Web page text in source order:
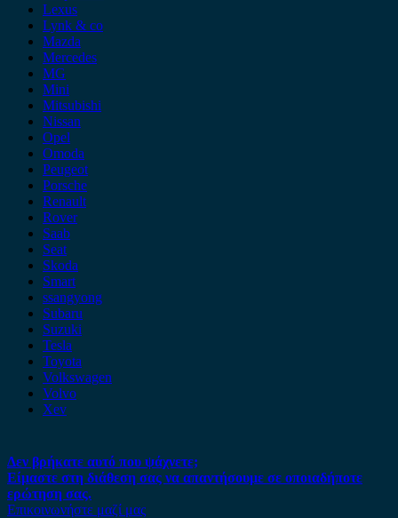
Lexus
Lynk & co
Mazda
Mercedes
MG
Mini
Mitsubishi
Nissan
Opel
Omoda
Peugeot
Porsche
Renault
Rover
Saab
Seat
Skoda
Smart
ssangyong
Subaru
Suzuki
Tesla
Toyota
Volkswagen
Volvo
Xev
Δεν βρήκατε αυτό που ψάχνετε;
Είμαστε στη διάθεση σας να απαντήσουμε σε οποιαδήποτε
ερώτηση σας.
Επικοινωνήστε μαζί μας